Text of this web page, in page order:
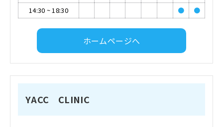
14:30 ~18:30 ● ●
ホームページへ
YACC CLINIC